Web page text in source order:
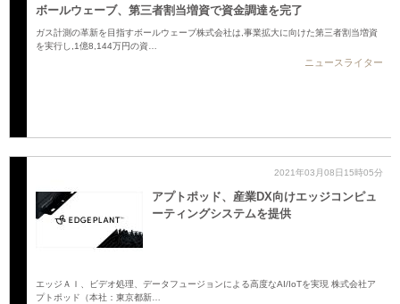
ボールウェーブ、第三者割当増資で資金調達を完了
ガス計測の革新を目指すボールウェーブ株式会社は,事業拡大に向けた第三者割当増資
を実行し,1億8,144万円の資…
ニュースライター
2021年03月08日15時05分
アプトポッド、産業DX向けエッジコンピュ
ーティングシステムを提供
エッジＡＩ、ビデオ処理、データフュージョンによる高度なAI/IoTを実現 株式会社ア
プトポッド（本社：東京都新…